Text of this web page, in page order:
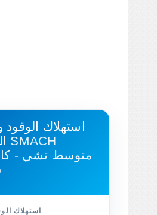
استهلاك الوقود
SMACH
متوسط ​​تشي -
استهلاك